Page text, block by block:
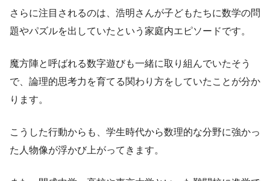
さらに注目されるのは、浩明さんが子どもたちに数学の問
題やパズルを出していたという家庭内エピソードです。
魔方陣と呼ばれる数字遊びも一緒に取り組んでいたそう
で、論理的思考力を育てる関わり方をしていたことが分か
ります。
こうした行動からも、学生時代から数理的な分野に強かっ
た人物像が浮かび上がってきます。